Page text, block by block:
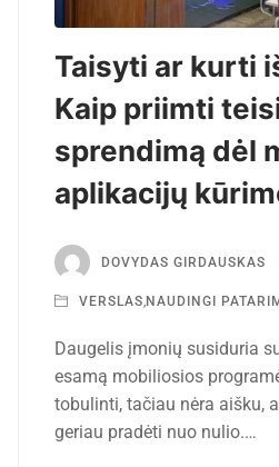
Taisyti ar kurti
Kaip priimti
sprendimą dėl
aplikacijų
DOVYDAS GIRDAUSKAS
VERSLAS NAUDINGI
Daugelis įmonių susiduria
esamą mobiliosios
tobulinti, tačiau nėra aišku,
geriau pradėti nuo nulio.…